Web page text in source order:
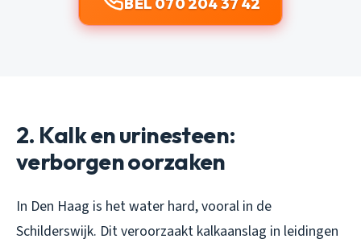
BEL 070 204 37 42
2. Kalk en urinesteen:
verborgen oorzaken
In Den Haag is het water hard, vooral in de
Schilderswijk. Dit veroorzaakt kalkaanslag in leidingen